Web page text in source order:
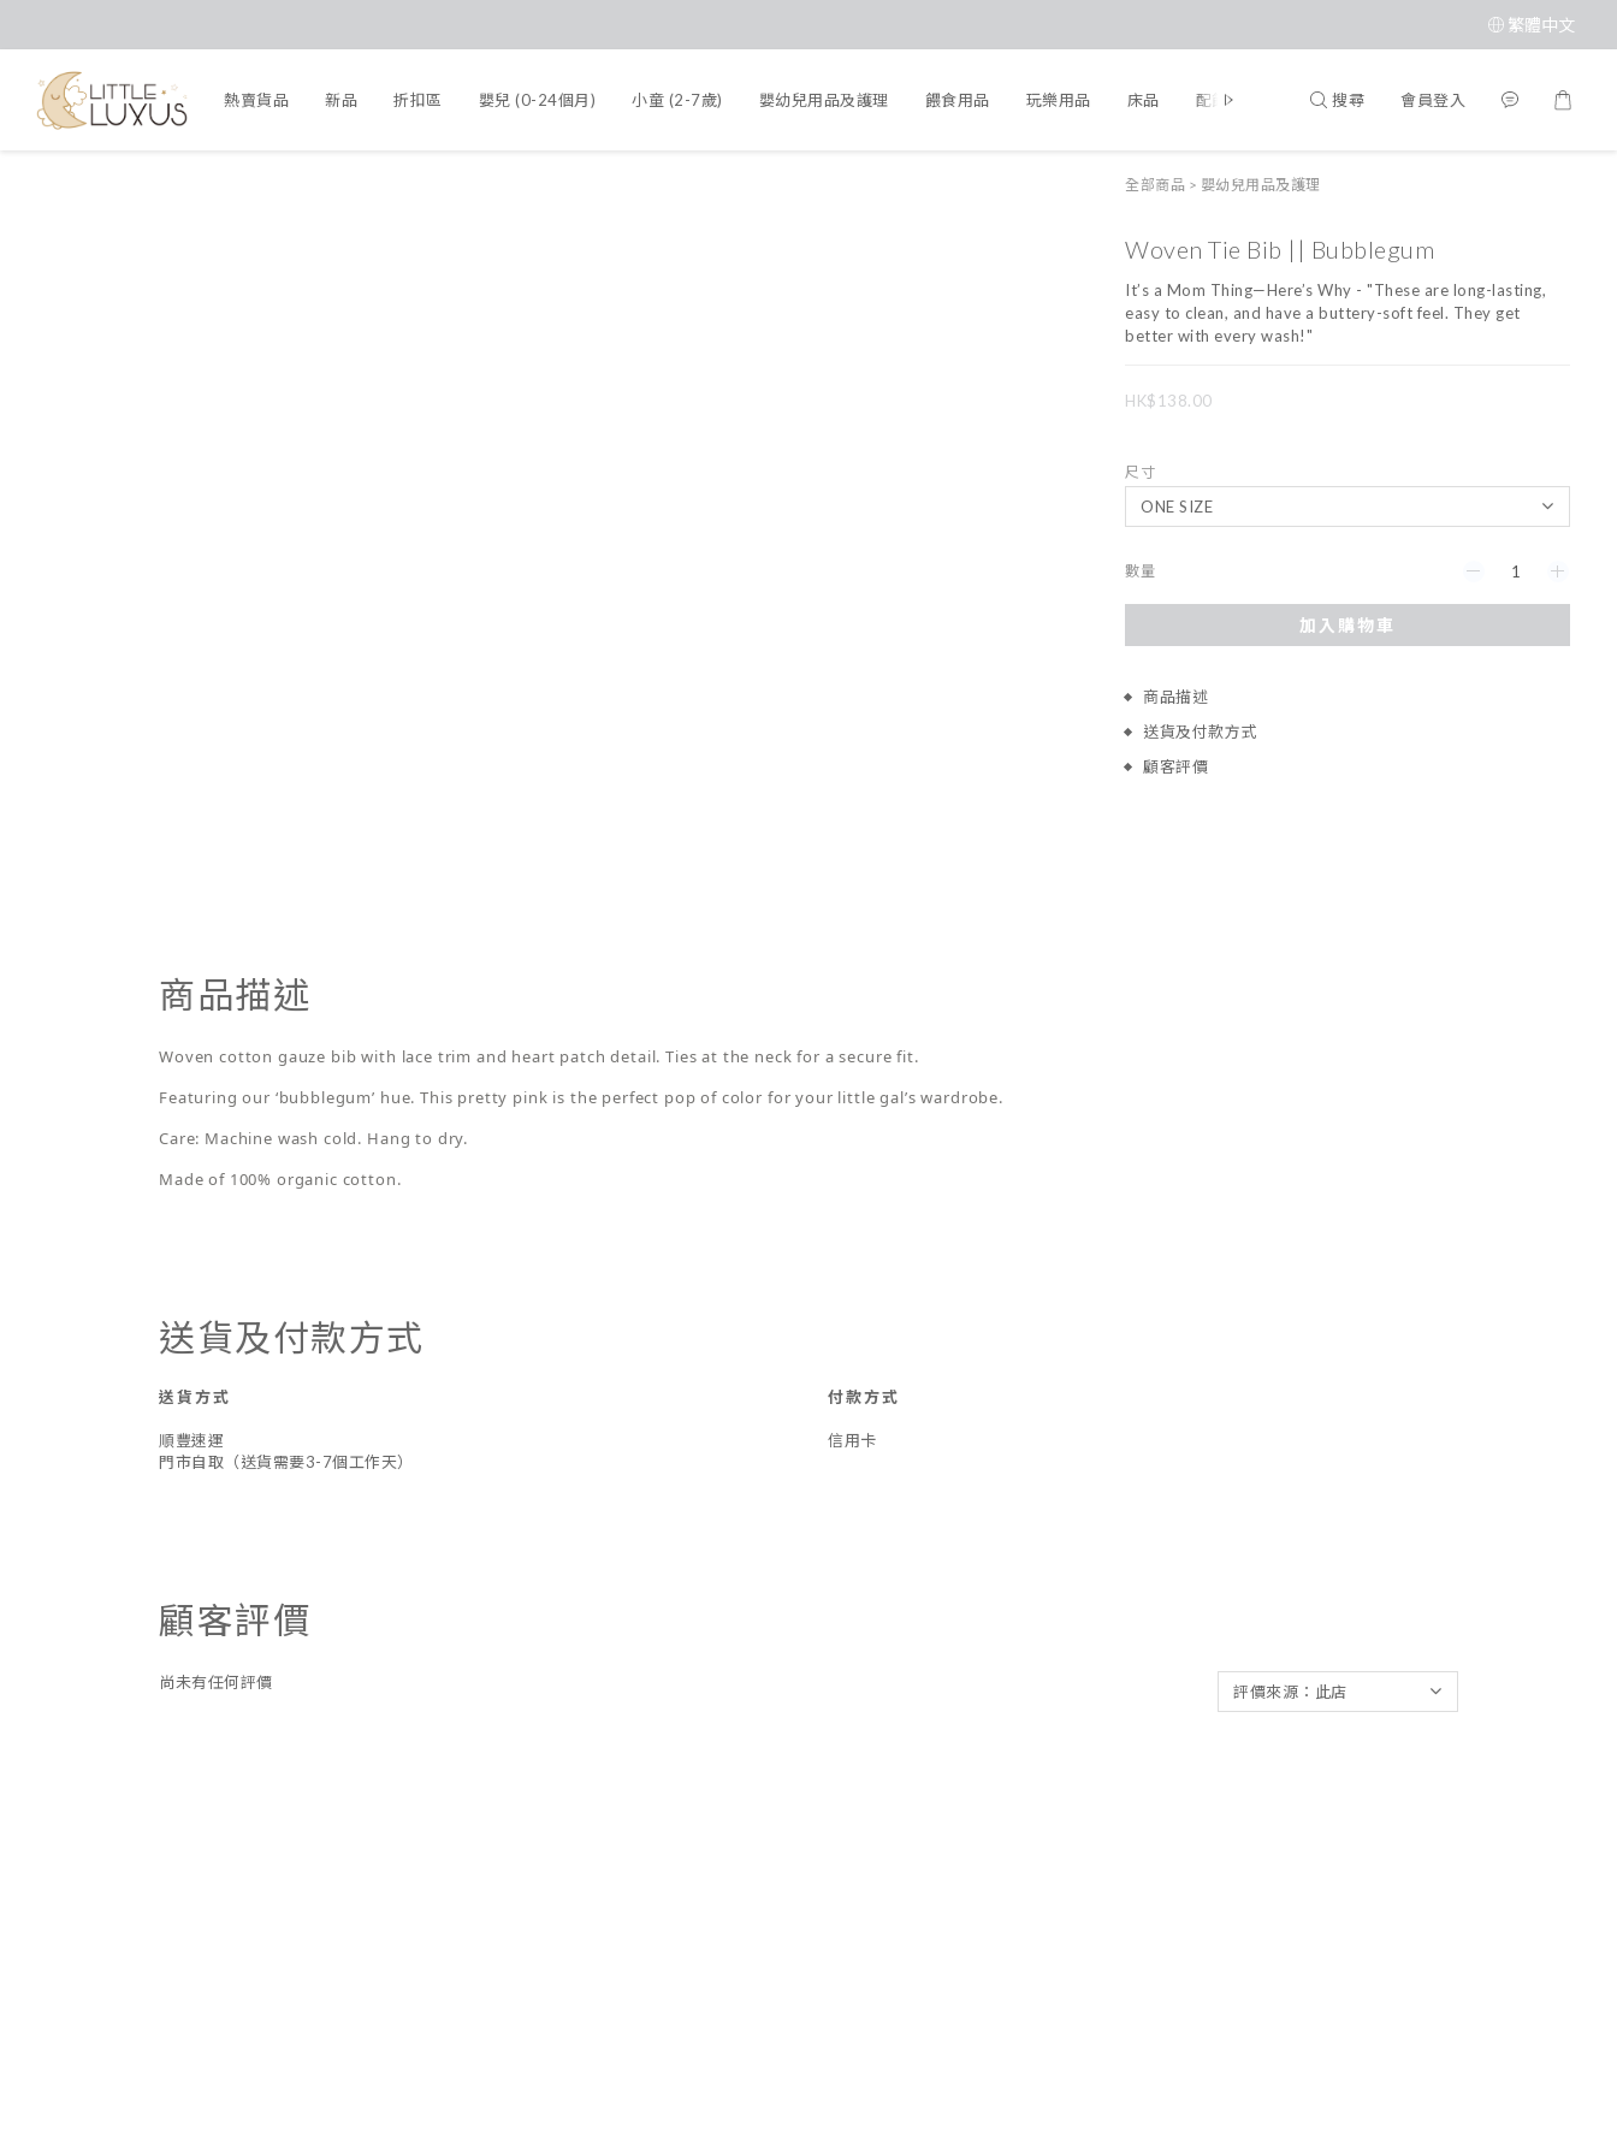
繁體中文
熱賣貨品 新品 折扣區 嬰兒 (0-24個月) 小童 (2-7歲) 嬰幼兒用品及護理 餵食用品 玩樂用品 床品 配飾 搜尋 會員登入
全部商品 > 嬰幼兒用品及護理
Woven Tie Bib || Bubblegum
It’s a Mom Thing—Here’s Why - "These are long-lasting,
easy to clean, and have a buttery-soft feel. They get
better with every wash!"
HK$138.00
尺寸
數量
加入購物車
商品描述
送貨及付款方式
顧客評價
商品描述
Woven cotton gauze bib with lace trim and heart patch detail. Ties at the neck for a secure fit.
Featuring our ‘bubblegum’ hue. This pretty pink is the perfect pop of color for your little gal’s wardrobe.
Care: Machine wash cold. Hang to dry.
Made of 100% organic cotton.
送貨及付款方式
送貨方式
順豐速運
門市自取（送貨需要3-7個工作天）
付款方式
信用卡
顧客評價
尚未有任何評價